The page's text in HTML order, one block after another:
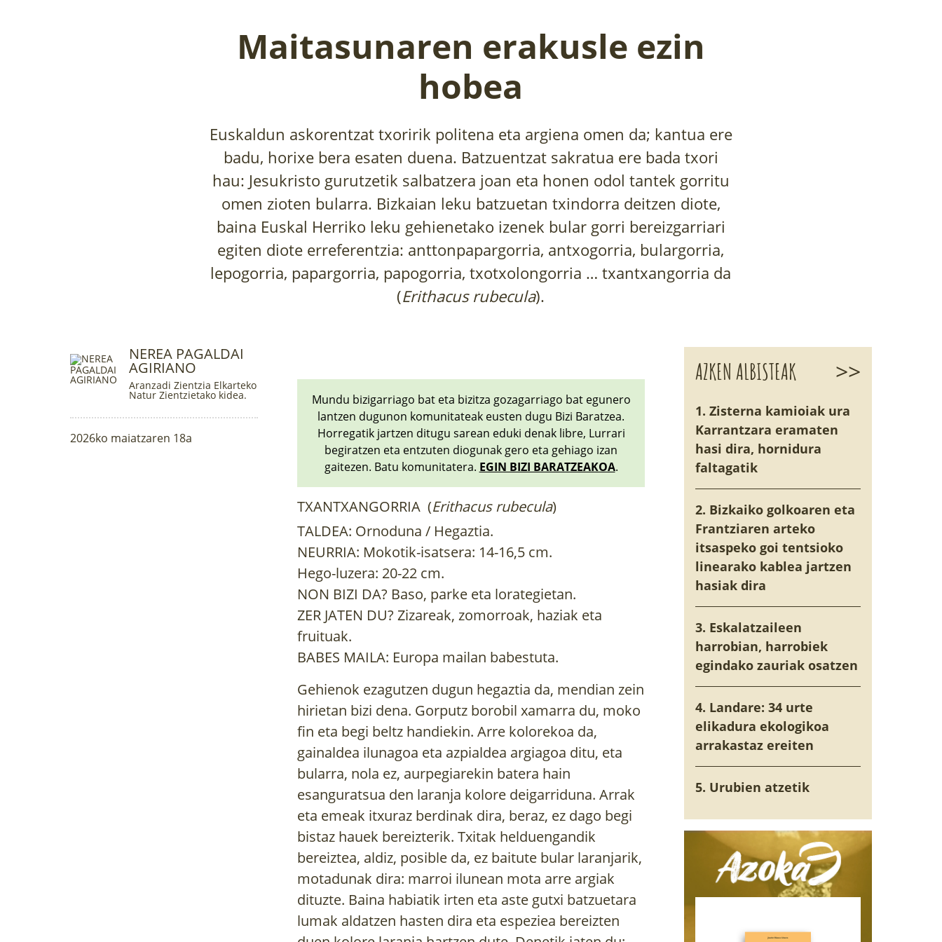
Maitasunaren erakusle ezin
hobea
Euskaldun askorentzat txoririk politena eta argiena omen da; kantua ere
badu, horixe bera esaten duena. Batzuentzat sakratua ere bada txori
hau: Jesukristo gurutzetik salbatzera joan eta honen odol tantek gorritu
omen zioten bularra. Bizkaian leku batzuetan txindorra deitzen diote,
baina Euskal Herriko leku gehienetako izenek bular gorri bereizgarriari
egiten diote erreferentzia: anttonpapargorria, antxogorria, bulargorria,
lepogorria, papargorria, papogorria, txotxolongorria … txantxangorria da
(Erithacus rubecula).
NEREA PAGALDAI
AGIRIANO
Aranzadi Zientzia Elkarteko
Natur Zientzietako kidea.
2026ko maiatzaren 18a
Mundu bizigarriago bat eta bizitza gozagarriago bat egunero
lantzen dugunon komunitateak eusten dugu Bizi Baratzea.
Horregatik jartzen ditugu sarean eduki denak libre, Lurrari
begiratzen eta entzuten diogunak gero eta gehiago izan
gaitezen. Batu komunitatera. EGIN BIZI BARATZEAKOA.
TXANTXANGORRIA (Erithacus rubecula)
TALDEA: Ornoduna / Hegaztia.
NEURRIA: Mokotik-isatsera: 14-16,5 cm.
Hego-luzera: 20-22 cm.
NON BIZI DA? Baso, parke eta lorategietan.
ZER JATEN DU? Zizareak, zomorroak, haziak eta
fruituak.
BABES MAILA: Europa mailan babestuta.
Gehienok ezagutzen dugun hegaztia da, mendian zein
hirietan bizi dena. Gorputz borobil xamarra du, moko
fin eta begi beltz handiekin. Arre kolorekoa da,
gainaldea ilunagoa eta azpialdea argiagoa ditu, eta
bularra, nola ez, aurpegiarekin batera hain
esanguratsua den laranja kolore deigarriduna. Arrak
eta emeak itxuraz berdinak dira, beraz, ez dago begi
bistaz hauek bereizterik. Txitak helduengandik
bereiztea, aldiz, posible da, ez baitute bular laranjarik,
motadunak dira: marroi ilunean mota arre argiak
dituzte. Baina habiatik irten eta aste gutxi batzuetara
lumak aldatzen hasten dira eta espeziea bereizten
AZKEN ALBISTEAK >>
1. Zisterna kamioiak ura
Karrantzara eramaten
hasi dira, hornidura
faltagatik
2. Bizkaiko golkoaren eta
Frantziaren arteko
itsaspeko goi tentsioko
linearako kablea jartzen
hasiak dira
3. Eskalatzaileen
harrobian, harrobiek
egindako zauriak osatzen
4. Landare: 34 urte
elikadura ekologikoa
arrakastaz ereiten
5. Urubien atzetik